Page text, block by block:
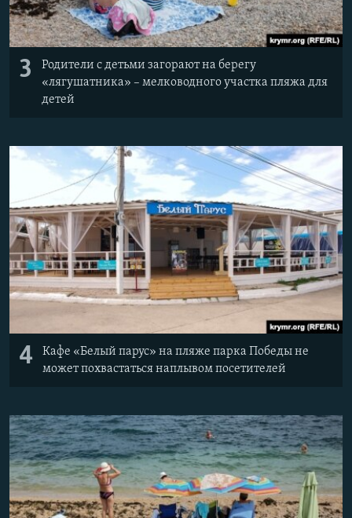
3
Родители с детьми загорают на берегу
«лягушатника» – мелководного участка пляжа для
детей
4
Кафе «Белый парус» на пляже парка Победы не
может похвастаться наплывом посетителей